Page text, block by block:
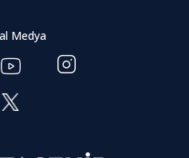
Medya